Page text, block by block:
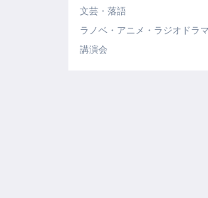
文芸・落語
ラノベ・アニメ・ラジオドラマ
講演会